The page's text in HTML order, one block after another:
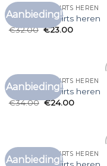
Aanbieding!
aan
GRAPPIGE T SHIRTS HEREN
grappige t shirts heren
€32.00 €23.00
Aanbieding!
aan
GRAPPIGE T SHIRTS HEREN
grappige t shirts heren
€34.00 €24.00
Aanbieding!
GRAPPIGE T SHIRTS HEREN